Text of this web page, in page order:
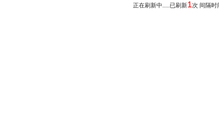
正在刷新中.....已刷新1次 间隔时